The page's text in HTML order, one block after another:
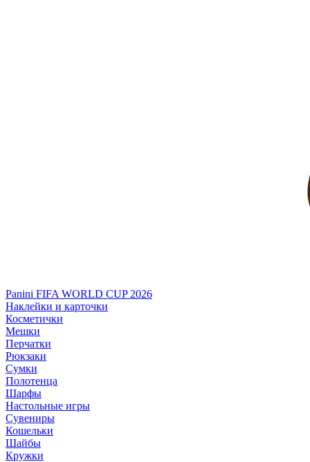
Panini FIFA WORLD CUP 2026
Наклейки и карточки
Косметички
Мешки
Перчатки
Рюкзаки
Сумки
Полотенца
Шарфы
Настольные игры
Сувениры
Кошельки
Шайбы
Кружки